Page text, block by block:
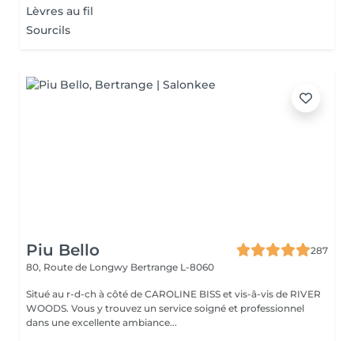
Lèvres au fil
Sourcils
Piu Bello
287
80, Route de Longwy Bertrange L-8060
Situé au r-d-ch à côté de CAROLINE BISS et vis-â-vis de RIVER
WOODS. Vous y trouvez un service soigné et professionnel
dans une excellente ambiance...